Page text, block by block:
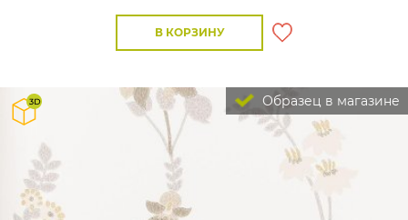
В КОРЗИНУ
Образец в магазине